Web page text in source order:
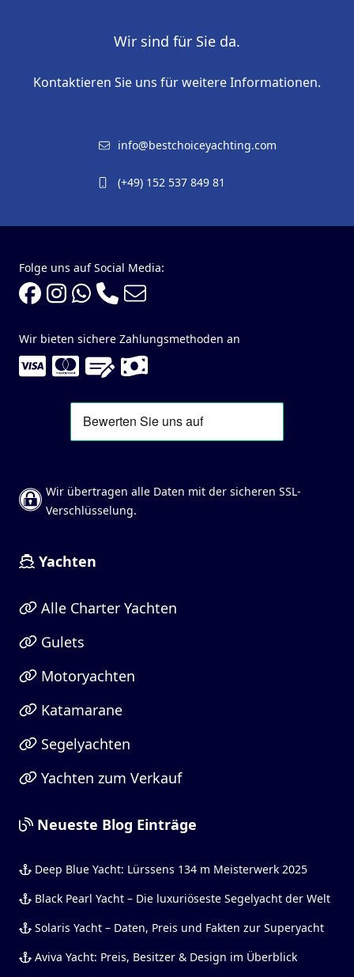
Wir sind für Sie da.
Kontaktieren Sie uns für weitere Informationen.
info@bestchoiceyachting.com
(+49) 152 537 849 81
Folge uns auf Social Media:
Wir bieten sichere Zahlungsmethoden an
Wir übertragen alle Daten mit der sicheren SSL-
Verschlüsselung.
Yachten
Alle Charter Yachten
Gulets
Motoryachten
Katamarane
Segelyachten
Yachten zum Verkauf
Neueste Blog Einträge
Deep Blue Yacht: Lürssens 134 m Meisterwerk 2025
Black Pearl Yacht – Die luxuriöseste Segelyacht der Welt
Solaris Yacht – Daten, Preis und Fakten zur Superyacht
Aviva Yacht: Preis, Besitzer & Design im Überblick